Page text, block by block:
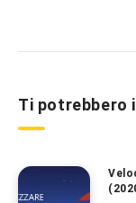
Ti potrebbero